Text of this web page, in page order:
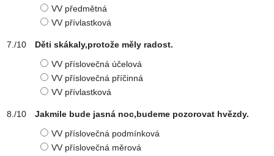
VV předmětná
VV přívlastková
Děti skákaly,protože měly radost.
VV příslovečná účelová
VV příslovečná příčinná
VV přívlastková
Jakmile bude jasná noc,budeme pozorovat hvězdy.
VV příslovečná podmínková
VV příslovečná měrová